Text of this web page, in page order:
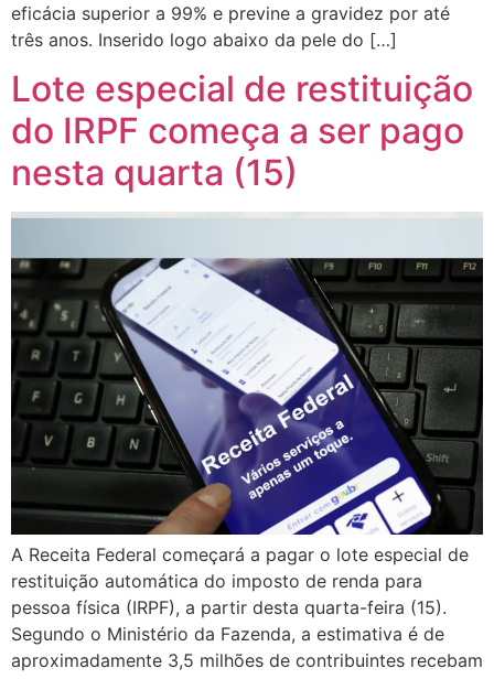
eficácia superior a 99% e previne a gravidez por até
três anos. Inserido logo abaixo da pele do […]
Lote especial de restituição
do IRPF começa a ser pago
nesta quarta (15)
A Receita Federal começará a pagar o lote especial de
restituição automática do imposto de renda para
pessoa física (IRPF), a partir desta quarta-feira (15).
Segundo o Ministério da Fazenda, a estimativa é de
aproximadamente 3,5 milhões de contribuintes recebam